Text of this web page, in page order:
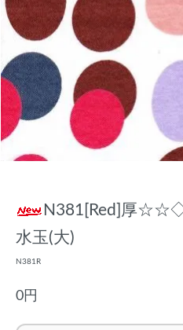
N381[Red]厚
水玉(大)
N381R
0円